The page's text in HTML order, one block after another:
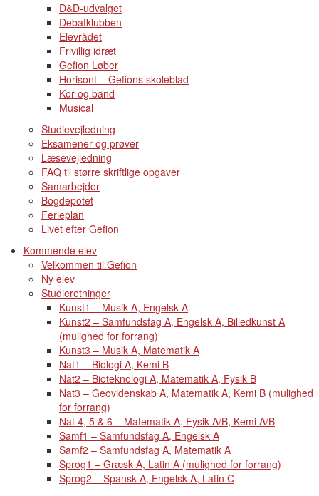
D&D-udvalget
Debatklubben
Elevrådet
Frivillig idræt
Gefion Løber
Horisont – Gefions skoleblad
Kor og band
Musical
Studievejledning
Eksamener og prøver
Læsevejledning
FAQ til større skriftlige opgaver
Samarbejder
Bogdepotet
Ferieplan
Livet efter Gefion
Kommende elev
Velkommen til Gefion
Ny elev
Studieretninger
Kunst1 – Musik A, Engelsk A
Kunst2 – Samfundsfag A, Engelsk A, Billedkunst A
(mulighed for forrang)
Kunst3 – Musik A, Matematik A
Nat1 – Biologi A, Kemi B
Nat2 – Bioteknologi A, Matematik A, Fysik B
Nat3 – Geovidenskab A, Matematik A, Kemi B (mulighed
for forrang)
Nat 4, 5 & 6 – Matematik A, Fysik A/B, Kemi A/B
Samf1 – Samfundsfag A, Engelsk A
Samf2 – Samfundsfag A, Matematik A
Sprog1 – Græsk A, Latin A (mulighed for forrang)
Sprog2 – Spansk A, Engelsk A, Latin C